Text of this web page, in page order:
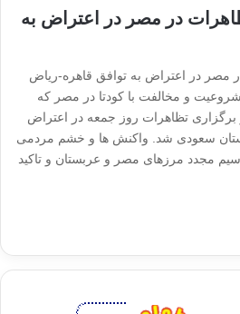
در مصر در اعتراض به
مصر در اعتراض به توافق قاهره-ریاض
و مخالفت با کودتا در مصر که
تظاهرات روز جمعه در اعتراض
سعودی شد. واکنش ها و خشم مردمی
مجدد مرزهای مصر و عربستان و تاکید